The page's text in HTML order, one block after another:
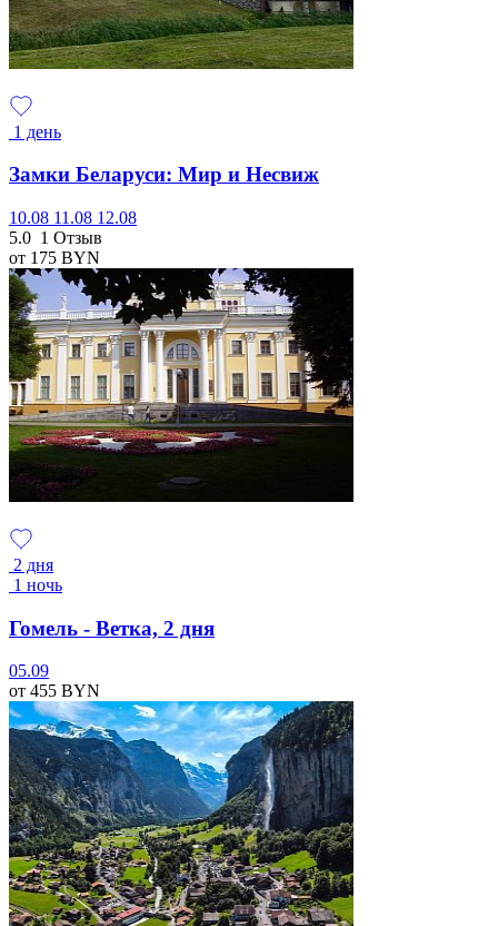
1 день
Замки Беларуси: Мир и Несвиж
10.08 11.08 12.08
5.0 1 Отзыв
от 175 BYN
2 дня
1 ночь
Гомель - Ветка, 2 дня
05.09
от 455 BYN